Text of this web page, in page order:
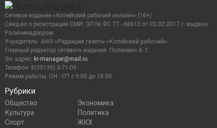
Рубрики
Общество
Экономика
Культура
Политика
Спорт
ЖКХ
Сетевое издание «Копейский рабочий онлайн» (16+)
Cвид-во о регистрации СМИ: ЭЛ № ФС 77 - 68613 от 03.02.2017 г. выдано
Роскомнадзором
Учредитель: АНО «Редакция газеты «Копейский рабочий»
Главный редактор сетевого издания: Попкович А. Г.
Эл. адрес: kr-manager@mail.ru
Телефон: 8(35139) 3-71-09
Режим работы: ПН - ПТ с 9:00 до 18:00